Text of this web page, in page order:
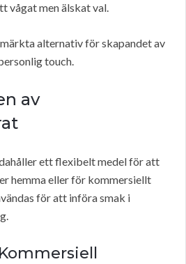
vågat men älskat val.
alternativ för skapandet av
touch.
av
ett flexibelt medel för att
hemma eller för kommersiellt
för att införa smak i